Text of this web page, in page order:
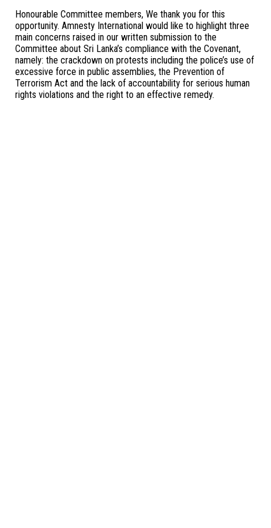
Honourable Committee members, We thank you for this
opportunity. Amnesty International would like to highlight three
main concerns raised in our written submission to the
Committee about Sri Lanka’s compliance with the Covenant,
namely: the crackdown on protests including the police’s use of
excessive force in public assemblies, the Prevention of
Terrorism Act and the lack of accountability for serious human
rights violations and the right to an effective remedy.